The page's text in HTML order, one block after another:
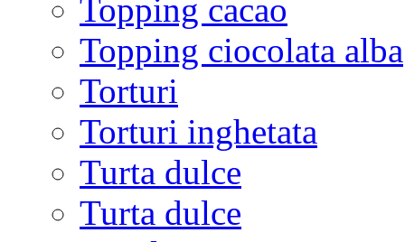
Topping cacao
Topping ciocolata alba
Torturi
Torturi inghetata
Turta dulce
Turta dulce